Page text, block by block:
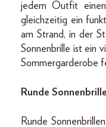
jedem Outfit
gleichzeitig ein
am Strand, in der
Sonnenbrille ist ein
Sommergarderobe
Runde
Runde